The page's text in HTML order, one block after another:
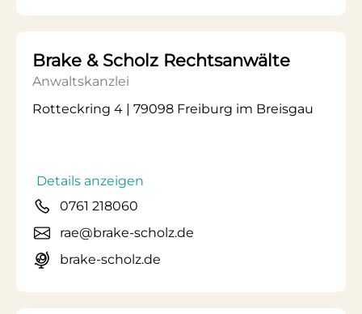
Brake & Scholz Rechtsanwälte
Anwaltskanzlei
Rotteckring 4 | 79098 Freiburg im Breisgau
Details anzeigen
0761 218060
rae@brake-scholz.de
brake-scholz.de